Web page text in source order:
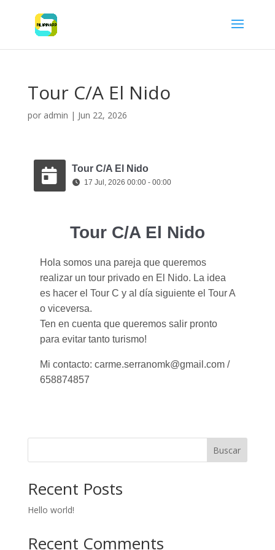
Tour C/A El Nido
por admin | Jun 22, 2026
Tour C/A El Nido
17 Jul, 2026 00:00 - 00:00
Tour C/A El Nido
Hola somos una pareja que queremos
realizar un tour privado en El Nido. La idea
es hacer el Tour C y al día siguiente el Tour A
o viceversa.
Ten en cuenta que queremos salir pronto
para evitar tanto turismo!
Mi contacto: carme.serranomk@gmail.com /
658874857
Buscar
Recent Posts
Hello world!
Recent Comments